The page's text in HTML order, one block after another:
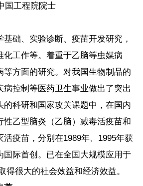
工程院院士
础、实验诊断、疫苗开发研究，
化工作等。着重于乙脑等虫媒病
等方面的研究。对我国生物制品的
病控制等医药卫生事业做出了突出
的科研和国家攻关课题中，在国内
性乙型脑炎（乙脑）减毒活疫苗和
疫苗，分别在1989年、1995年获
国际首创。已在全国大规模应用于
得很大的社会效益和经济效益。